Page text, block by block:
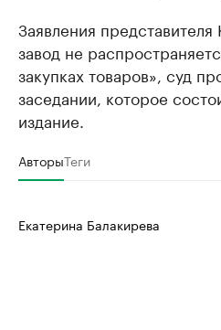
Заявления
завод не
закупках товаров», суд
заседании, которое
издание.
АвторыТеги
Екатерина Балакирева